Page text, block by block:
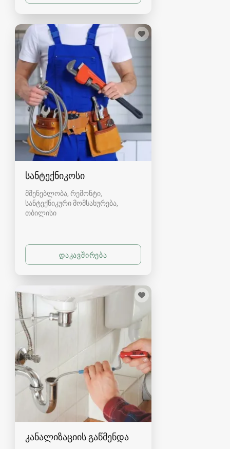
სანტექნიკოსი
მშენებლობა, რემონტი,
სანტექნიკური მომსახურება
თბილისი
კანალიზაციის გაწმენდა